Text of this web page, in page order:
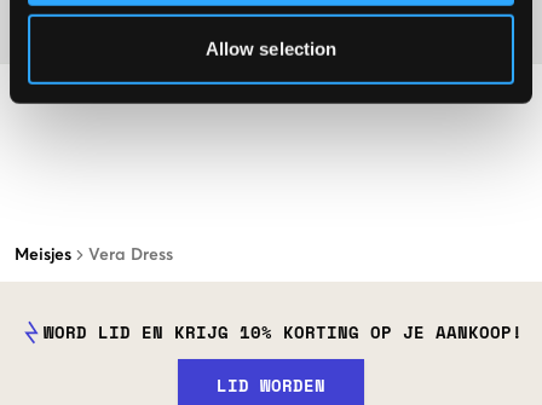
Allow selection
Meisjes Vera Dress
WORD LID EN KRIJG 10% KORTING OP JE AANKOOP!
LID WORDEN